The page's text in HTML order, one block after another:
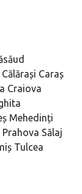
Călărași Caraș
Craiova
Mehedinți
Prahova Sălaj
Tulcea